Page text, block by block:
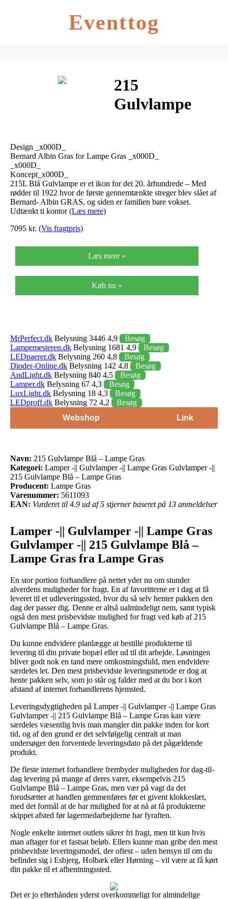
Eventtog
215
Gulvlampe
Design _x000D_
Bernard Albin Gras for Lampe Gras _x000D_
_x000D_
Koncept_x000D_
215L Blå Gulvlampe er et ikon for det 20. århundrede – Med
rødder til 1922 hvor de første gennemtænkte streger blev slået af
Bernard- Albin GRAS, og siden er familien bare vokset.
Udtænkt ti kontor(Læs mere)
7095 kr. (Vis fragtpris)
Læs mere »
Køb nu »
MrPerfect.dk Belysning 3446 4,9
Besøg
Lampemesteren.dk Belysning 1681 4,9
Besøg
LEDpaerer.dk Belysning 260 4,8
Besøg
Dioder-Online.dk Belysning 142 4,8
Besøg
AndLight.dk Belysning 840 4,5
Besøg
Lamper.dk Belysning 67 4,3
Besøg
LuxLight.dk Belysning 18 4,3
Besøg
LEDproff.dk Belysning 72 4,2
Besøg
Webshop
Link
Navn: 215 Gulvlampe Blå – Lampe Gras
Kategori: Lamper -|| Gulvlamper -|| Lampe Gras Gulvlamper -||
215 Gulvlampe Blå – Lampe Gras
Producent: Lampe Gras
Varenummer: 5611093
EAN: Vurderet til 4.9 ud af 5 stjerner baseret på 13 anmeldelser
Lamper -|| Gulvlamper -|| Lampe Gras
Gulvlamper -|| 215 Gulvlampe Blå –
Lampe Gras fra Lampe Gras
En stor portion forhandlere på nettet yder nu om stunder
alverdens muligheder for fragt. En af favoritterne er i dag at få
leveret til et udleveringssted, hvor du så selv henter pakken den
dag der passer dig. Denne er altså ualmindeligt nem, samt typisk
også den mest prisbevidste mulighed for fragt ved køb af 215
Gulvlampe Blå – Lampe Gras.
Du kunne endvidere planlægge at bestille produkterne til
levering til din private bopæl eller ud til dit arbejde. Løsningen
bliver godt nok en tand mere omkostningsfuld, men endvidere
særdeles let. Den mest prisbevidste leveringsmetode er dog at
hente pakken selv, som jo står og falder med at du bor i kort
afstand af internet forhandlerens hjemsted.
Leveringsdygtigheden på Lamper -|| Gulvlamper -|| Lampe Gras
Gulvlamper -|| 215 Gulvlampe Blå – Lampe Gras kan være
særdeles væsentlig hvis man mangler din pakke inden for kort
tid, og af den grund er det selvfølgelig centralt at man
undersøger den forventede leveringsdato på det pågældende
produkt.
De fleste internet forhandlere frembyder muligheden for dag-til-
dag levering på mange af deres varer, eksempelvis 215
Gulvlampe Blå – Lampe Gras, men vær på vagt da det
forudsætter at handlen gemmenføres før et givent klokkeslæt,
med det formål at de har mulighed for at nå at få produkterne
skippet afsted før lagermedarbejderne har fyraften.
Nogle enkelte internet outlets sikrer fri fragt, men tit kun hvis
man aftager for et fastsat beløb. Ellers kunne man gribe den mest
prisbevidste leveringsmodel, der oftest – uden hensyn til om du
befinder sig i Esbjerg, Holbæk eller Hørning – vil være at få kørt
din pakke til et afhentningssted.
Det er jo efterhånden yderst overkommeligt for almindelige